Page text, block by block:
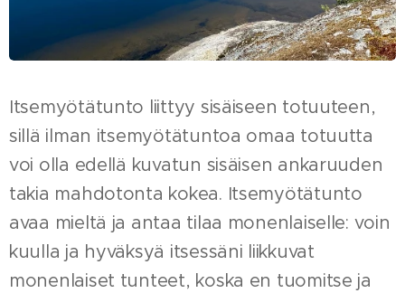
Itsemyötätunto liittyy sisäiseen totuuteen,
sillä ilman itsemyötätuntoa omaa totuutta
voi olla edellä kuvatun sisäisen ankaruuden
takia mahdotonta kokea. Itsemyötätunto
avaa mieltä ja antaa tilaa monenlaiselle: voin
kuulla ja hyväksyä itsessäni liikkuvat
monenlaiset tunteet, koska en tuomitse ja